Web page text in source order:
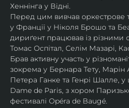
Хеннінга у Відні.
Перед цим вивчав оркестрове
у Франції у Ніколя Брошо та
дириґент працював із різними
Томас Оспітал, Селім Мазарі,
Брав активну участь у
зокрема у Бернара Тету, Марін
Петера Ганке та Генрі Шалле,
Dame de Paris, з хором
фестивалі Opéra de Baugé.